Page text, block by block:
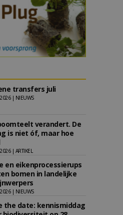
transfers juli
| NIEUWS
verandert. De
is niet óf, maar hoe
| ARTIKEL
en eikenprocessierups
bomen in landelijke
| NIEUWS
the date: kennismiddag